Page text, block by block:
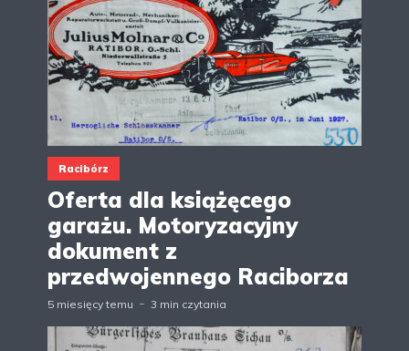
Racibórz
Oferta dla książęcego
garażu. Motoryzacyjny
dokument z
przedwojennego Raciborza
5 miesięcy temu 3 min czytania